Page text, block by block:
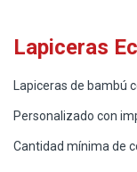
Lapiceras
Lapiceras de bambú
Personalizado con
Cantidad mínima de